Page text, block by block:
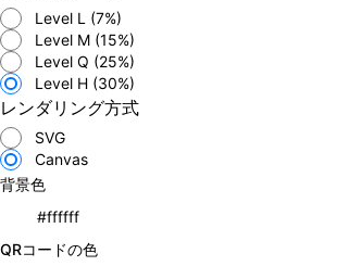
Level L (7%)
Level M (15%)
Level Q (25%)
Level H (30%)
レンダリング方式
SVG
Canvas
背景色
QRコードの色